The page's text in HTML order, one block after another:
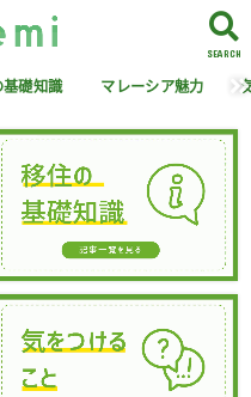
SEARCH
礎知識 マレーシア魅力